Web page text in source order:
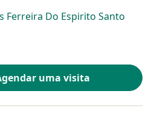
Ferreira Do Espirito Santo
uma visita